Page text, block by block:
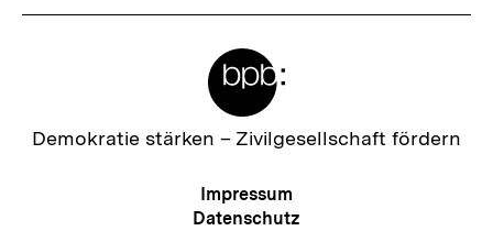
Zur
Demokratie stärken – Zivilgesellschaft fördern
Meta-
Navigation
Impressum
Datenschutz